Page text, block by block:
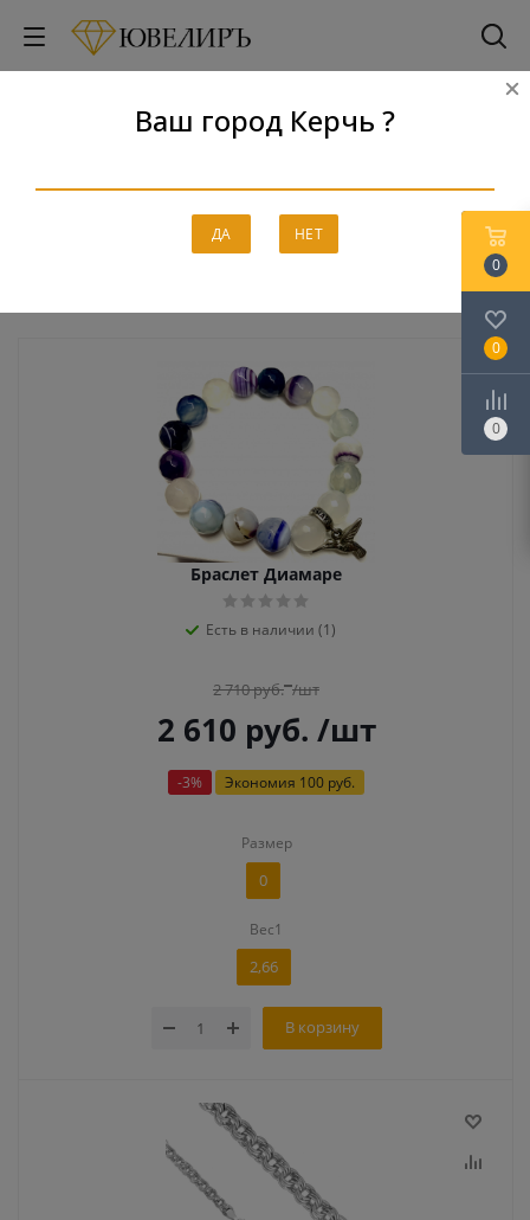
Ваш город Керчь ?
ДА НЕТ
Браслеты
Главная - Каталог - Серебро - Браслеты
Браслет Диамаре
Есть в наличии (1)
2 710руб. /шт
2 610 руб. /шт
-3% Экономия 100 руб.
Размер
0
Вес1
2,66
В корзину
0
0
0